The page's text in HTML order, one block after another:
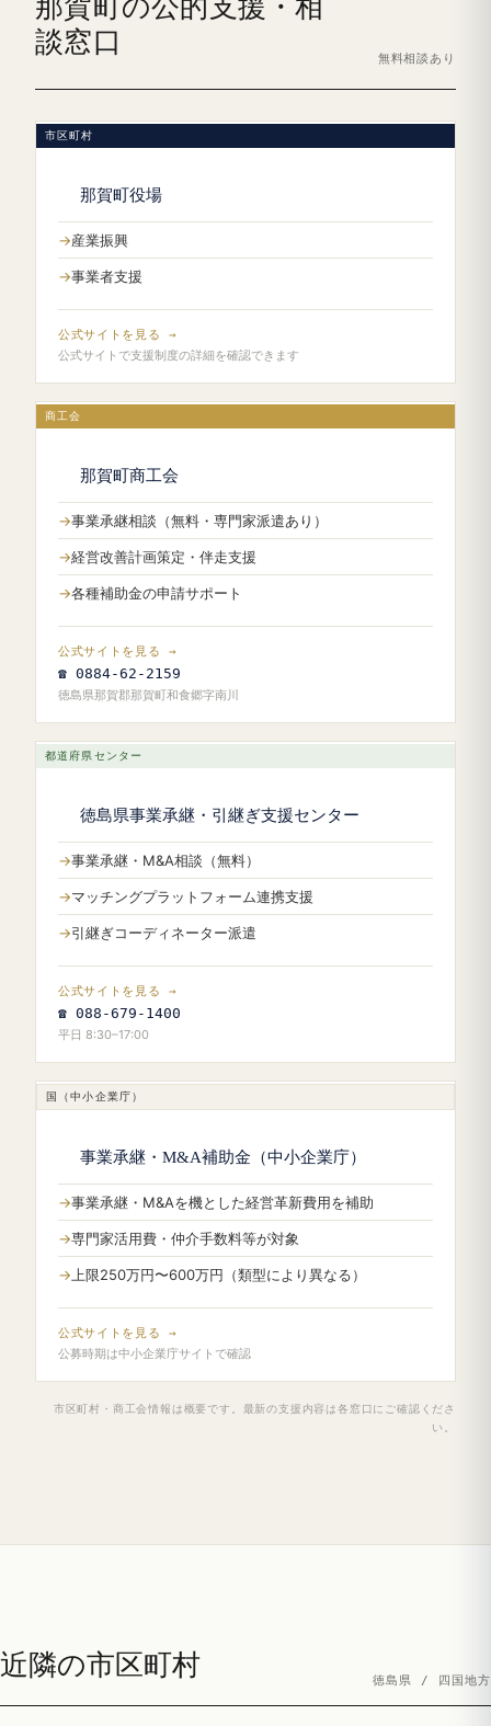
那賀町の公的支援・相
談窓口
無料相談あり
市区町村
那賀町役場
産業振興
事業者支援
公式サイトを見る →
公式サイトで支援制度の詳細を確認できます
商工会
那賀町商工会
事業承継相談（無料・専門家派遣あり）
経営改善計画策定・伴走支援
各種補助金の申請サポート
公式サイトを見る →
☎ 0884-62-2159
徳島県那賀郡那賀町和食郷字南川
都道府県センター
徳島県事業承継・引継ぎ支援センター
事業承継・M&A相談（無料）
マッチングプラットフォーム連携支援
引継ぎコーディネーター派遣
公式サイトを見る →
☎ 088-679-1400
平日 8:30–17:00
国（中小企業庁）
事業承継・M&A補助金（中小企業庁）
事業承継・M&Aを機とした経営革新費用を補助
専門家活用費・仲介手数料等が対象
上限250万円〜600万円（類型により異なる）
公式サイトを見る →
公募時期は中小企業庁サイトで確認
市区町村・商工会情報は概要です。最新の支援内容は各窓口にご確認くださ
い。
近隣の市区町村 徳島県 / 四国地方